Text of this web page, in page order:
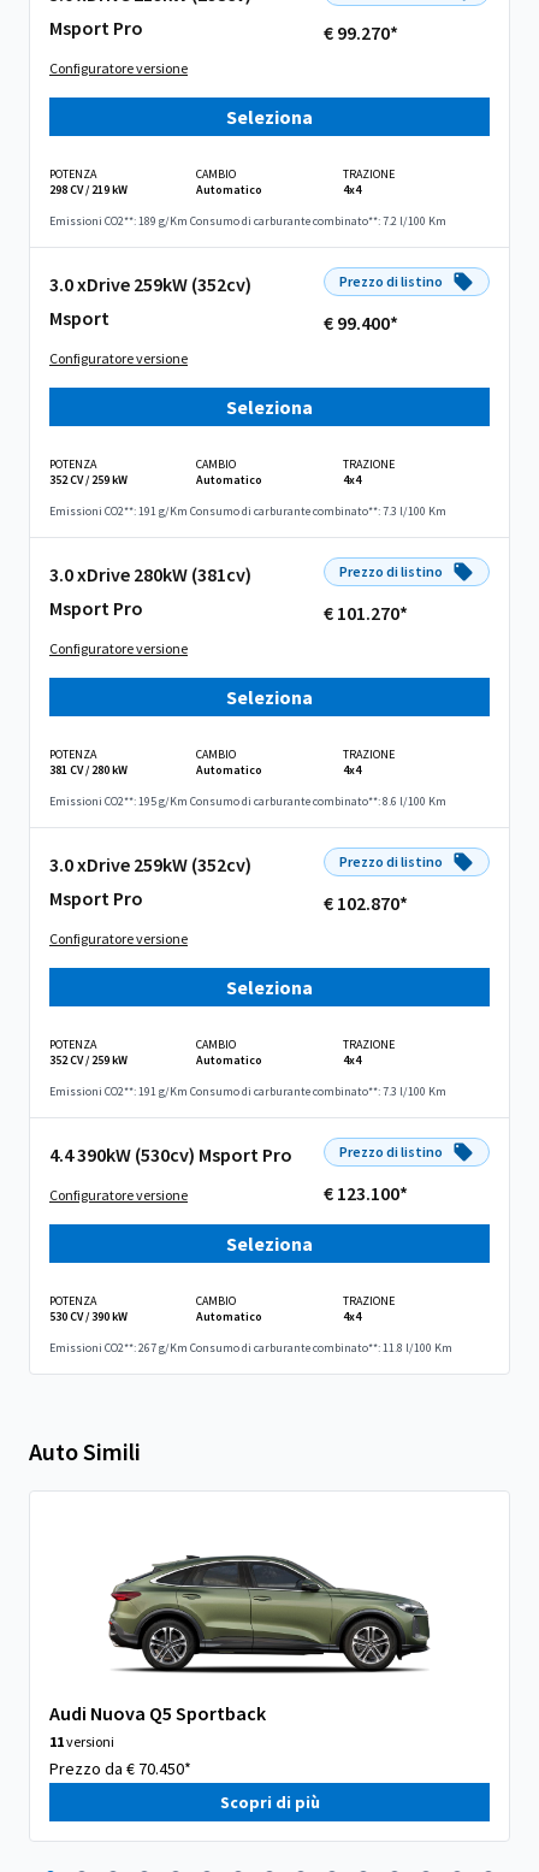
Msport Pro
Configuratore versione
€ 99.270*
Seleziona
POTENZA
298 CV / 219 kW
CAMBIO
Automatico
TRAZIONE
4x4
Emissioni CO2**: 189 g/Km Consumo di carburante combinato**: 7.2 l/100 Km
3.0 xDrive 259kW (352cv)
Msport
Configuratore versione
Prezzo di listino
€ 99.400*
Seleziona
POTENZA
352 CV / 259 kW
CAMBIO
Automatico
TRAZIONE
4x4
Emissioni CO2**: 191 g/Km Consumo di carburante combinato**: 7.3 l/100 Km
3.0 xDrive 280kW (381cv)
Msport Pro
Configuratore versione
Prezzo di listino
€ 101.270*
Seleziona
POTENZA
381 CV / 280 kW
CAMBIO
Automatico
TRAZIONE
4x4
Emissioni CO2**: 195 g/Km Consumo di carburante combinato**: 8.6 l/100 Km
3.0 xDrive 259kW (352cv)
Msport Pro
Configuratore versione
Prezzo di listino
€ 102.870*
Seleziona
POTENZA
352 CV / 259 kW
CAMBIO
Automatico
TRAZIONE
4x4
Emissioni CO2**: 191 g/Km Consumo di carburante combinato**: 7.3 l/100 Km
4.4 390kW (530cv) Msport Pro
Configuratore versione
Prezzo di listino
€ 123.100*
Seleziona
POTENZA
530 CV / 390 kW
CAMBIO
Automatico
TRAZIONE
4x4
Emissioni CO2**: 267 g/Km Consumo di carburante combinato**: 11.8 l/100 Km
Auto Simili
Audi Nuova Q5 Sportback
11versioni
Prezzo da € 70.450*
Scopri di più